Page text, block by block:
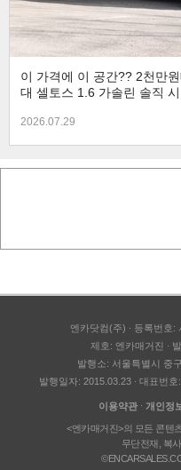
이 가격에 이 공간?? 2천만
대 셀토스 1.6 가솔린 솔직
2026.07.29
엔카닷컴(주) 등록번호:
제호: 엔카매거진
발행소: 서울특별시 중
발행일자: 2015.03.23
대표번호
이용약관 개인정
<엔카매거진>의 모든 콘텐
무단전재, 복